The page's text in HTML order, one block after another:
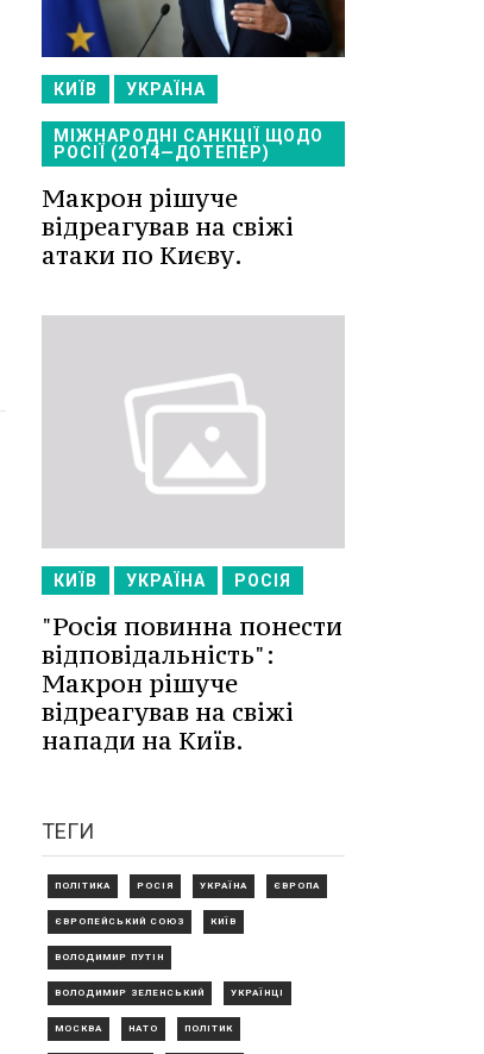
КИЇВ УКРАЇНА
МІЖНАРОДНІ САНКЦІЇ ЩОДО
РОСІЇ (2014—ДОТЕПЕР)
Макрон рішуче
відреагував на свіжі
атаки по Києву.
КИЇВ УКРАЇНА РОСІЯ
"Росія повинна понести
відповідальність":
Макрон рішуче
відреагував на свіжі
напади на Київ.
ТЕГИ
ПОЛІТИКА РОСІЯ УКРАЇНА ЄВРОПА
ЄВРОПЕЙСЬКИЙ СОЮЗ КИЇВ
ВОЛОДИМИР ПУТІН
ВОЛОДИМИР ЗЕЛЕНСЬКИЙ УКРАЇНЦІ
МОСКВА НАТО ПОЛІТИК